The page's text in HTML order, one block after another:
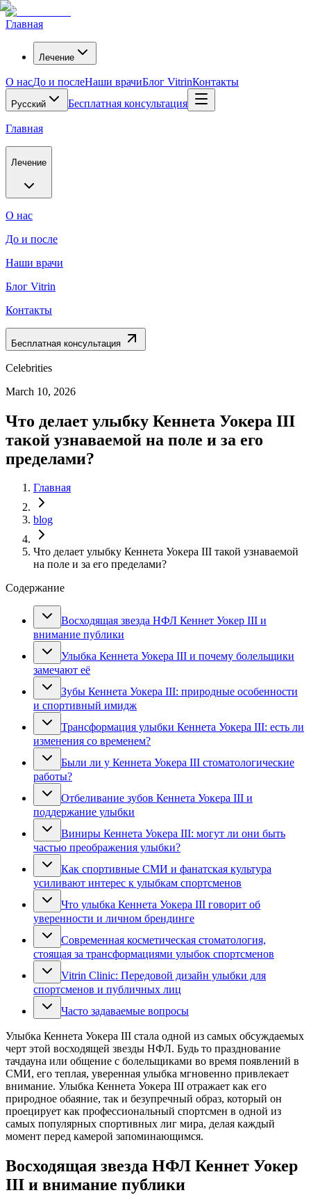
Главная
Лечение
О насДо и послеНаши врачиБлог VitrinКонтакты
Русский Бесплатная консультация
Главная
Лечение
О нас
До и после
Наши врачи
Блог Vitrin
Контакты
Бесплатная консультация
Celebrities
March 10, 2026
Что делает улыбку Кеннета Уокера III
такой узнаваемой на поле и за его
пределами?
Главная
blog
Что делает улыбку Кеннета Уокера III такой узнаваемой
на поле и за его пределами?
Содержание
Восходящая звезда НФЛ Кеннет Уокер III и
внимание публики
Улыбка Кеннета Уокера III и почему болельщики
замечают её
Зубы Кеннета Уокера III: природные особенности
и спортивный имидж
Трансформация улыбки Кеннета Уокера III: есть ли
изменения со временем?
Были ли у Кеннета Уокера III стоматологические
работы?
Отбеливание зубов Кеннета Уокера III и
поддержание улыбки
Виниры Кеннета Уокера III: могут ли они быть
частью преображения улыбки?
Как спортивные СМИ и фанатская культура
усиливают интерес к улыбкам спортсменов
Что улыбка Кеннета Уокера III говорит об
уверенности и личном брендинге
Современная косметическая стоматология,
стоящая за трансформациями улыбок спортсменов
Vitrin Clinic: Передовой дизайн улыбки для
спортсменов и публичных лиц
Часто задаваемые вопросы
Улыбка Кеннета Уокера III стала одной из самых обсуждаемых
черт этой восходящей звезды НФЛ. Будь то празднование
тачдауна или общение с болельщиками во время появлений в
СМИ, его теплая, уверенная улыбка мгновенно привлекает
внимание. Улыбка Кеннета Уокера III отражает как его
природное обаяние, так и безупречный образ, который он
проецирует как профессиональный спортсмен в одной из
самых популярных спортивных лиг мира, делая каждый
момент перед камерой запоминающимся.
Восходящая звезда НФЛ Кеннет Уокер
III и внимание публики